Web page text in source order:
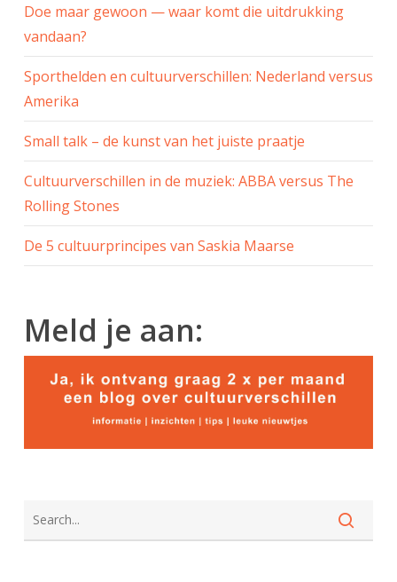
Doe maar gewoon — waar komt die uitdrukking
vandaan?
Sporthelden en cultuurverschillen: Nederland versus
Amerika
Small talk – de kunst van het juiste praatje
Cultuurverschillen in de muziek: ABBA versus The
Rolling Stones
De 5 cultuurprincipes van Saskia Maarse
Meld je aan: